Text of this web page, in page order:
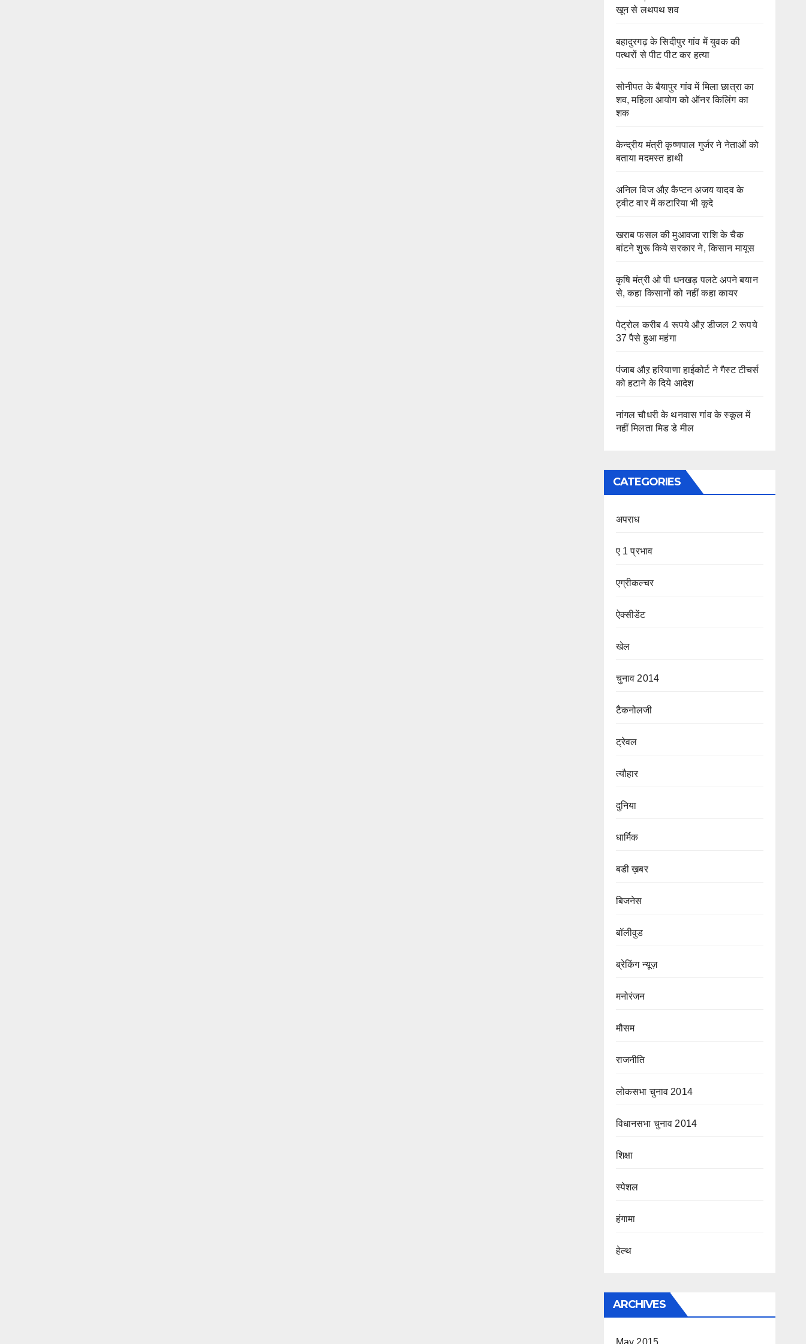
खून से लथपथ शव
बहादुरगढ़ के सिदीपुर गांव में युवक की
पत्थरों से पीट पीट कर हत्या
सोनीपत के बैयापुर गांव में मिला छात्रा का
शव, महिला आयोग को ऑनर किलिंग का
शक
केन्द्रीय मंत्री कृष्णपाल गुर्जर ने नेताओं को
बताया मदमस्त हाथी
अनिल विज औऱ कैप्टन अजय यादव के
ट्वीट वार में कटारिया भी कूदे
खराब फसल की मुआवजा राशि के चैक
बांटने शुरू किये सरकार ने, किसान मायूस
कृषि मंत्री ओ पी धनखड़ पलटे अपने बयान
से, कहा किसानों को नहीं कहा कायर
पेट्रोल करीब 4 रूपये औऱ डीजल 2 रूपये
37 पैसे हुआ महंगा
पंजाब औऱ हरियाणा हाईकोर्ट ने गैस्ट टीचर्स
को हटाने के दिये आदेश
नांगल चौधरी के थनवास गांव के स्कूल में
नहीं मिलता मिड डे मील
CATEGORIES
अपराध
ए 1 प्रभाव
एग्रीकल्चर
ऐक्सीडेंट
खेल
चुनाव 2014
टैकनोलजी
ट्रेवल
त्यौहार
दुनिया
धार्मिक
बडी ख़बर
बिजनेस
बॉलीवुड
ब्रेकिंग न्यूज़
मनोरंजन
मौसम
राजनीति
लोकसभा चुनाव 2014
विधानसभा चुनाव 2014
शिक्षा
स्पेशल
हंगामा
हेल्थ
ARCHIVES
May 2015